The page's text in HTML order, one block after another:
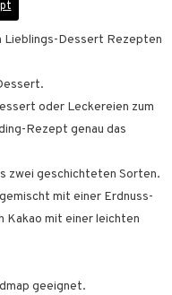
Lieblings-Dessert Rezepten
oder Leckereien zum
Rezept genau das
zwei geschichteten Sorten.
mit einer Erdnuss-
Kakao mit einer leichten
geeignet.